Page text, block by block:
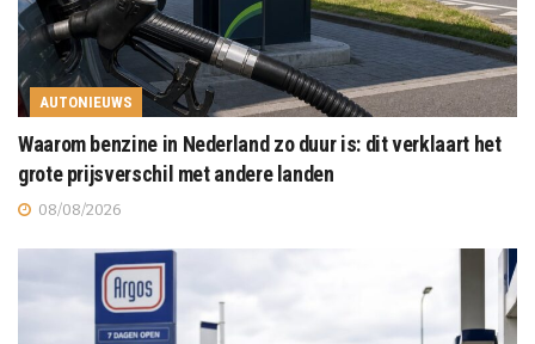
AUTONIEUWS
Waarom benzine in Nederland zo duur is: dit verklaart het
grote prijsverschil met andere landen
08/08/2026